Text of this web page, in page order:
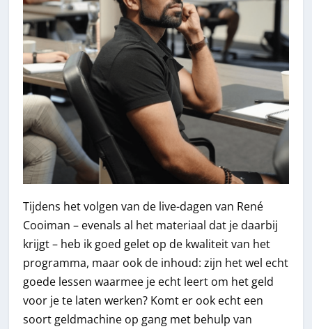
Tijdens het volgen van de live-dagen van René
Cooiman – evenals al het materiaal dat je daarbij
krijgt – heb ik goed gelet op de kwaliteit van het
programma, maar ook de inhoud: zijn het wel echt
goede lessen waarmee je echt leert om het geld
voor je te laten werken? Komt er ook echt een
soort geldmachine op gang met behulp van